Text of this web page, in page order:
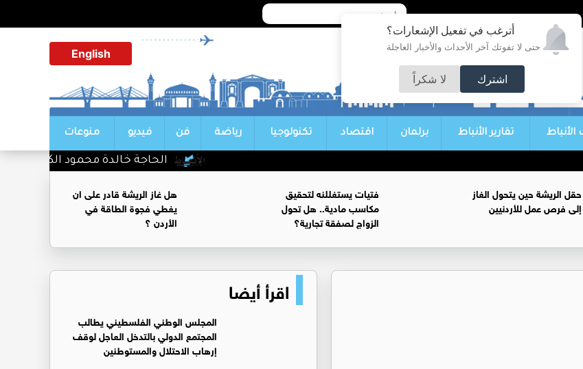
أترغب في تفعيل الإشعارات؟
حتى لا تفوتك آخر الأحداث والأخبار العاجلة
اشترك لا شكراً
English
الأنباط تقارير الأنباط برلمان اقتصاد تكنولوجيا رياضة فن فيديو منوعات
الحاجة خالدة محمود الكرمي في ذمة
حقل الريشة حين يتحول الغاز
إلى فرص عمل للأردنيين
فتيات يستغللنه لتحقيق
مكاسب مادية.. هل تحول
الزواج لصفقة تجارية؟
هل غاز الريشة قادر على ان
يغطي فجوة الطاقة في
الأردن ؟
اقرأ أيضا
المجلس الوطني الفلسطيني يطالب
المجتمع الدولي بالتدخل العاجل لوقف
إرهاب الاحتلال والمستوطنين